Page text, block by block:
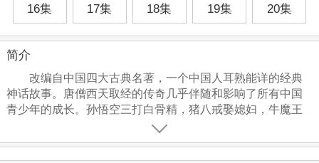
16集 17集 18集 19集 20集
简介
改编自中国四大古典名著，一个中国人耳熟能详的经典
神话故事。唐僧西天取经的传奇几乎伴随和影响了所有中国
青少年的成长。孙悟空三打白骨精，猪八戒娶媳妇，牛魔王
和火焰山....一个一个妙趣横生的神话故事,让你在这一幕幕的
幻象仙境中逍遥个够。内容简介 规模庞大的电视剧《西游